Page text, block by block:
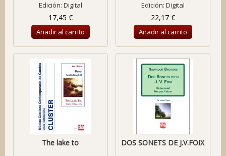
Edición: Digital
17,45 €
Añadir al carrito
Edición: Digital
22,17 €
Añadir al carrito
The lake to DOS SONETS DE J.V.FOIX